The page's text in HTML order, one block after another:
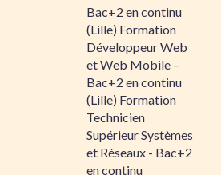
Bac+2 en continu
(Lille) Formation
Développeur Web
et Web Mobile –
Bac+2 en continu
(Lille) Formation
Technicien
Supérieur Systèmes
et Réseaux - Bac+2
en continu